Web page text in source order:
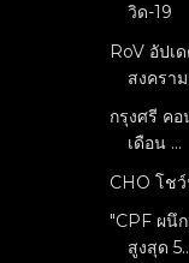
วิด-19
RoV อัปเ
สงครา
กรุงศรี ค
เดือน ...
CHO โชว์
"CPF ผนึ
สูงสุด